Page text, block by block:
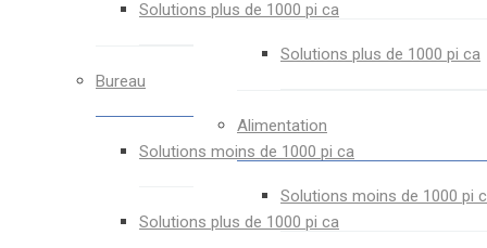
Solutions plus de 1000 pi ca
Bureau
Solutions moins de 1000 pi ca
Solutions plus de 1000 pi ca
Solutions plus de 1000 pi ca
Alimentation
Solutions moins de 1000 pi